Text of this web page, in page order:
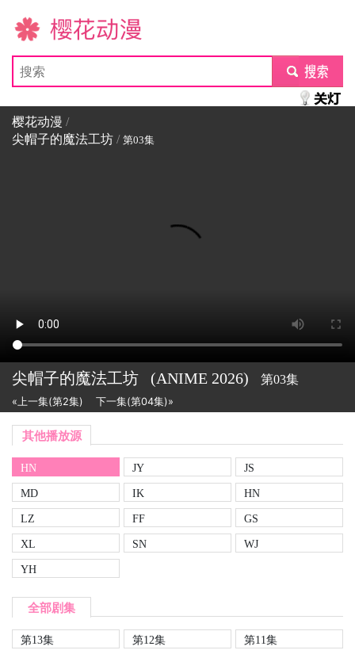
樱花动漫
submit
樱花动漫 /
尖帽子的魔法工坊 / 第03集
尖帽子的魔法工坊 (ANIME 2026) 第03集
«上一集(第2集) 下一集(第04集)»
其他播放源
HN JY
JS
MD
IK
HN
LZ
FF
GS
XL
SN
WJ
YH
全部剧集
第13集 第12集
第11集